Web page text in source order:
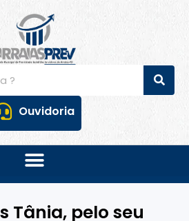
Ouvidoria
Tânia, pelo seu